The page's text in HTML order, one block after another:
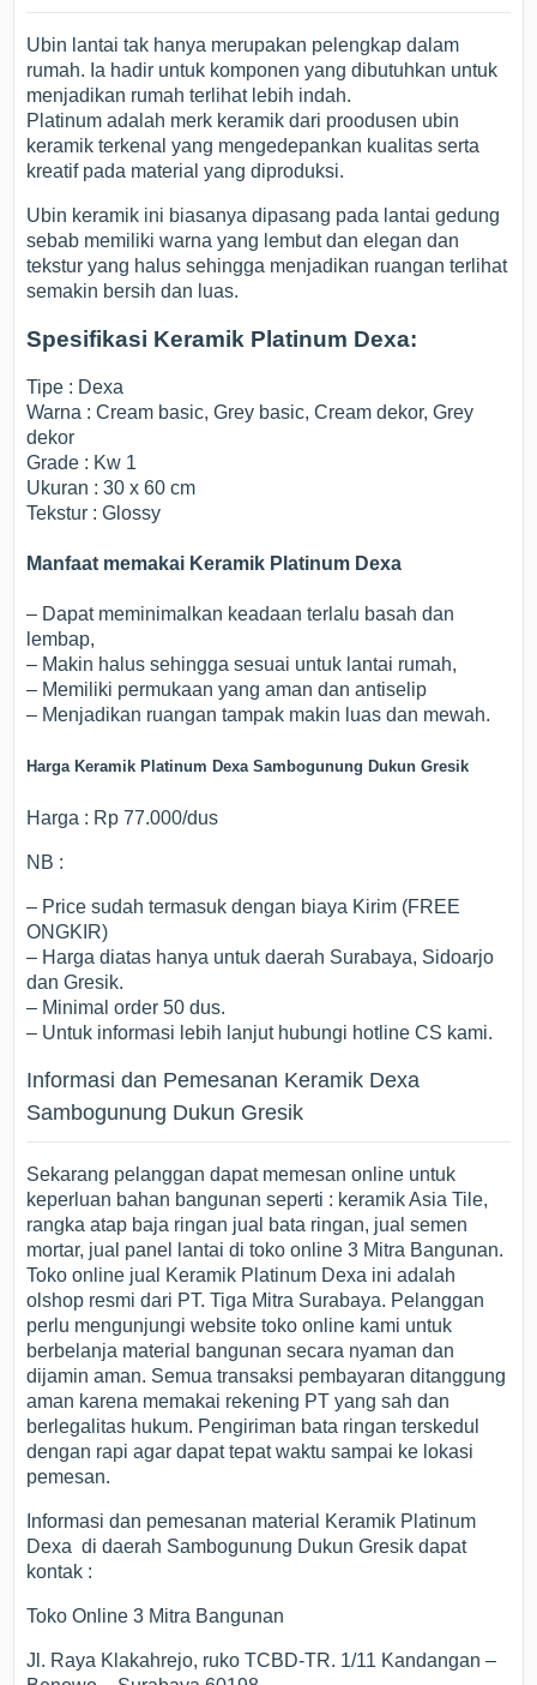
Ubin lantai tak hanya merupakan pelengkap dalam
rumah. Ia hadir untuk komponen yang dibutuhkan untuk
menjadikan rumah terlihat lebih indah.
Platinum adalah merk keramik dari proodusen ubin
keramik terkenal yang mengedepankan kualitas serta
kreatif pada material yang diproduksi.
Ubin keramik ini biasanya dipasang pada lantai gedung
sebab memiliki warna yang lembut dan elegan dan
tekstur yang halus sehingga menjadikan ruangan terlihat
semakin bersih dan luas.
Spesifikasi Keramik Platinum Dexa:
Tipe : Dexa
Warna : Cream basic, Grey basic, Cream dekor, Grey
dekor
Grade : Kw 1
Ukuran : 30 x 60 cm
Tekstur : Glossy
Manfaat memakai Keramik Platinum Dexa
– Dapat meminimalkan keadaan terlalu basah dan
lembap,
– Makin halus sehingga sesuai untuk lantai rumah,
– Memiliki permukaan yang aman dan antiselip
– Menjadikan ruangan tampak makin luas dan mewah.
Harga Keramik Platinum Dexa Sambogunung Dukun Gresik
Harga : Rp 77.000/dus
NB :
– Price sudah termasuk dengan biaya Kirim (FREE
ONGKIR)
– Harga diatas hanya untuk daerah Surabaya, Sidoarjo
dan Gresik.
– Minimal order 50 dus.
– Untuk informasi lebih lanjut hubungi hotline CS kami.
Informasi dan Pemesanan Keramik Dexa
Sambogunung Dukun Gresik
Sekarang pelanggan dapat memesan online untuk
keperluan bahan bangunan seperti : keramik Asia Tile,
rangka atap baja ringan jual bata ringan, jual semen
mortar, jual panel lantai di toko online 3 Mitra Bangunan.
Toko online jual Keramik Platinum Dexa ini adalah
olshop resmi dari PT. Tiga Mitra Surabaya. Pelanggan
perlu mengunjungi website toko online kami untuk
berbelanja material bangunan secara nyaman dan
dijamin aman. Semua transaksi pembayaran ditanggung
aman karena memakai rekening PT yang sah dan
berlegalitas hukum. Pengiriman bata ringan terskedul
dengan rapi agar dapat tepat waktu sampai ke lokasi
pemesan.
Informasi dan pemesanan material Keramik Platinum
Dexa di daerah Sambogunung Dukun Gresik dapat
kontak :
Toko Online 3 Mitra Bangunan
Jl. Raya Klakahrejo, ruko TCBD-TR. 1/11 Kandangan –